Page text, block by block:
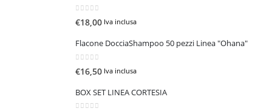
0Su 5
€18,00 Iva inclusa
Flacone DocciaShampoo 50 pezzi Linea "Ohana"
€16,50 Iva inclusa
BOX SET LINEA CORTESIA